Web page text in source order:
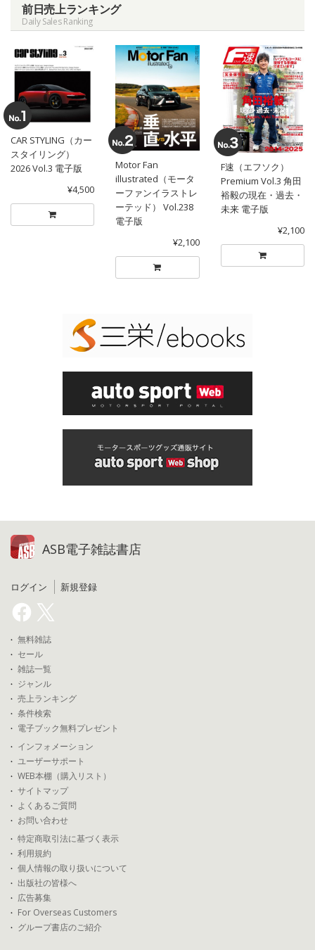
前日売上ランキング
Daily Sales Ranking
CAR STYLING（カー
スタイリング）
2026 Vol.3 電子版
¥4,500
Motor Fan
illustrated（モータ
ーファンイラストレ
ーテッド） Vol.238
電子版
¥2,100
F速（エフソク）
Premium Vol.3 角田
裕毅の現在・過去・
未来 電子版
¥2,100
ASB電子雑誌書店
ログイン 新規登録
無料雑誌
セール
雑誌一覧
ジャンル
売上ランキング
条件検索
電子ブック無料プレゼント
インフォメーション
ユーザーサポート
WEB本棚（購入リスト）
サイトマップ
よくあるご質問
お問い合わせ
特定商取引法に基づく表示
利用規約
個人情報の取り扱いについて
出版社の皆様へ
広告募集
For Overseas Customers
グループ書店のご紹介